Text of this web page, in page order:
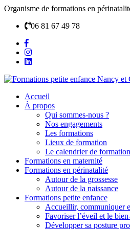
Organisme de formations en
06 81 67 49 78
Accueil
À propos
Qui sommes-nous ?
Nos engagements
Les formations
Lieux de formation
Le calendrier de
Formations en maternité
Formations en périnatalité
Autour de la grossesse
Autour de la naissance
Formations petite enfance
Accueillir, communiquer
Favoriser l’éveil et le
Développer sa posture